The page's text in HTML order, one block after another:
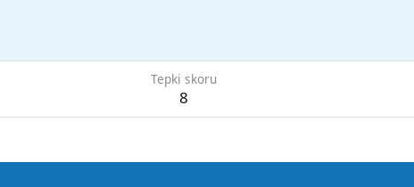
Tepki skoru
8